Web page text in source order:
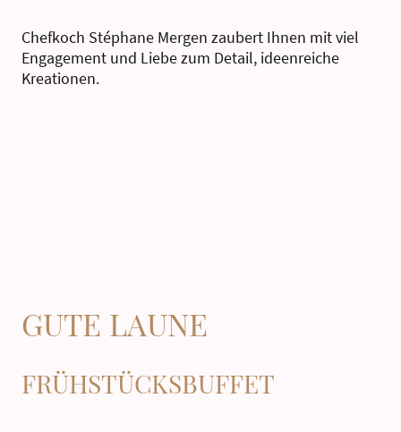
Chefkoch Stéphane Mergen zaubert Ihnen mit viel
Engagement und Liebe zum Detail, ideenreiche
Kreationen.
GUTE LAUNE
FRÜHSTÜCKSBUFFET